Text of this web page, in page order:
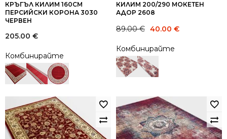
КРЪГЪЛ КИЛИМ 160СМ
ПЕРСИЙСКИ КОРОНА 3030
ЧЕРВЕН
205.00 €
Комбинирайте
КИЛИМ 200/290 МОКЕТЕН
АДОР 2608
89.00€
Original
was:
89.00 €.
40.00 €
Current
is:
40.00 €.
Комбинирайте